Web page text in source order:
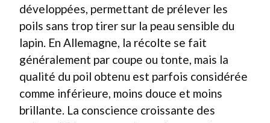
développées, permettant de prélever les
poils sans trop tirer sur la peau sensible du
lapin. En Allemagne, la récolte se fait
généralement par coupe ou tonte, mais la
qualité du poil obtenu est parfois considérée
comme inférieure, moins douce et moins
brillante. La conscience croissante des